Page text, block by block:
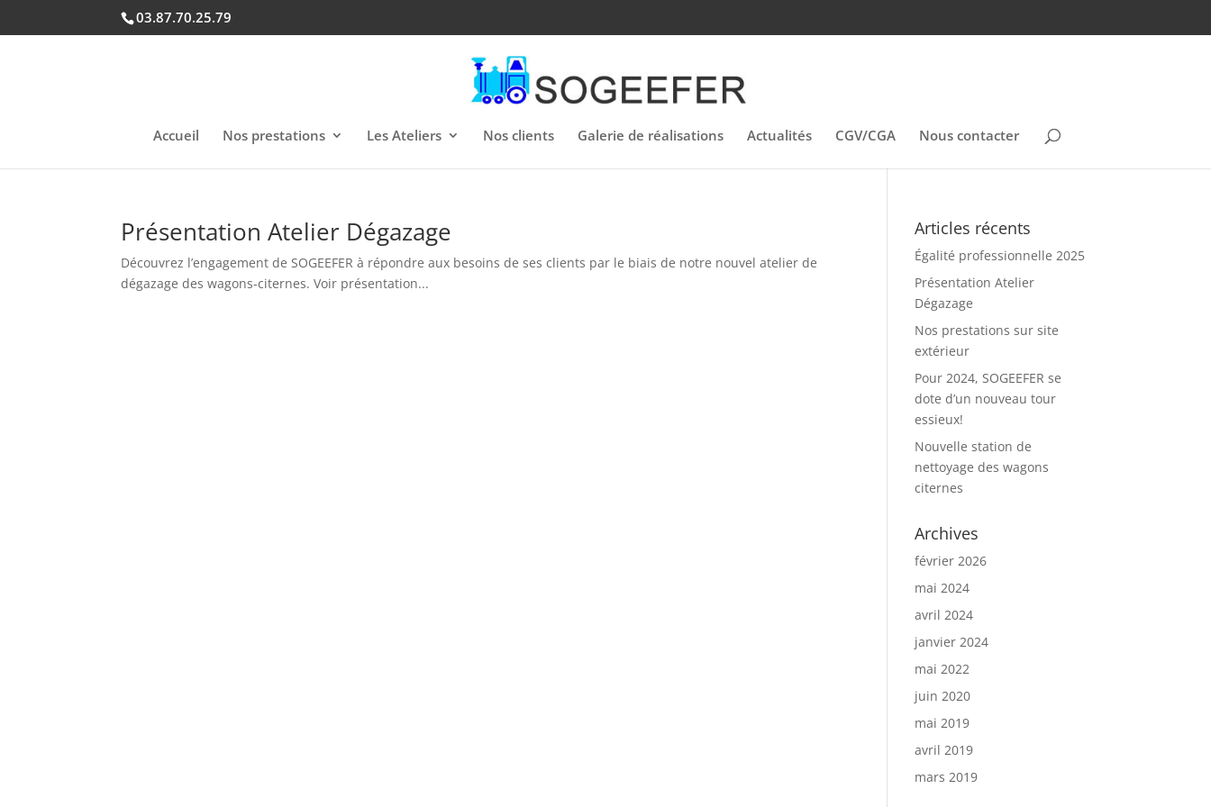
03.87.70.25.79
Accueil Nos prestations Les Ateliers Nos clients Galerie de réalisations Actualités CGV/CGA Nous contacter
Présentation Atelier Dégazage
Découvrez l’engagement de SOGEEFER à répondre aux besoins de ses clients par le biais de notre nouvel atelier de
dégazage des wagons-citernes. Voir présentation...
Articles récents
Égalité professionnelle 2025
Présentation Atelier
Dégazage
Nos prestations sur site
extérieur
Pour 2024, SOGEEFER se
dote d’un nouveau tour
essieux!
Nouvelle station de
nettoyage des wagons
citernes
Archives
février 2026
mai 2024
avril 2024
janvier 2024
mai 2022
juin 2020
mai 2019
avril 2019
mars 2019